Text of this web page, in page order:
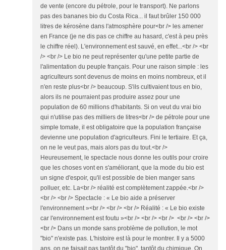
de vente (encore du pétrole, pour le transport). Ne parlons
pas des bananes bio du Costa Rica... il faut brûler 150 000
litres de kérosène dans l'atmosphère pour<br /> les amener
en France (je ne dis pas ce chiffre au hasard, c'est à peu près
le chiffre réel). L'environnement est sauvé, en effet...<br /> <br
/> <br /> Le bio ne peut représenter qu'une petite partie de
l'alimentation du peuple français. Pour une raison simple : les
agriculteurs sont devenus de moins en moins nombreux, et il
n'en reste plus<br /> beaucoup. S'ils cultivaient tous en bio,
alors ils ne pourraient pas produire assez pour une
population de 60 millions d'habitants. Si on veut du vrai bio
qui n'utilise pas des milliers de litres<br /> de pétrole pour une
simple tomate, il est obligatoire que la population française
devienne une population d'agriculteurs. Fini le tertiaire. Et ça,
on ne le veut pas, mais alors pas du tout.<br />
Heureusement, le spectacle nous donne les outils pour croire
que les choses vont en s'améliorant, que la mode du bio est
un signe d'espoir, qu'il est possible de bien manger sans
polluer, etc. La<br /> réalité est complètement zappée.<br />
<br /> <br /> Spectacle : « Le bio aide a préserver
l'environnement »<br /> <br /> <br /> Réalité : « Le bio existe
car l'environnement est foutu »<br /> <br /> <br /> <br /> <br />
<br /> Dans un monde sans problème de pollution, le mot
"bio" n'existe pas. L'histoire est là pour le montrer. Il y a 5000
ans, on ne faisait pas tantôt du "bio", tantôt du chimique. On